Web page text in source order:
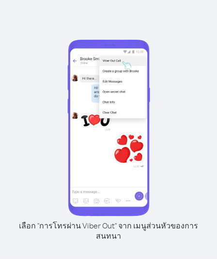
เลือก "การโทรผ่าน Viber Out" จาก เมนูส่วนหัวของการ
สนทนา